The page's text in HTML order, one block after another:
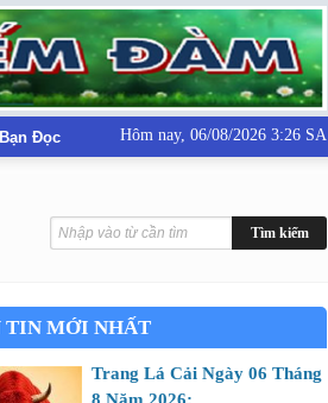
Đọc Hôm nay, 06/08/2026 3:26 SA
TIN MỚI NHẤT
Trang Lá Cải Ngày 06 Tháng